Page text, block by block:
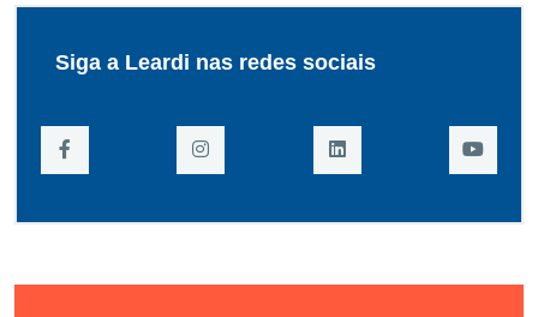
Siga a Leardi nas redes sociais